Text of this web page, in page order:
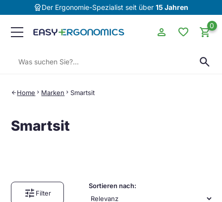
editor_choiceDer Ergonomie-Spezialist seit über 15 Jahren
search
person favorite 0
shopping_cart
arrow_back Home chevron_right Marken chevron_right Smartsit
Smartsit
tune Filter
Sortieren nach: